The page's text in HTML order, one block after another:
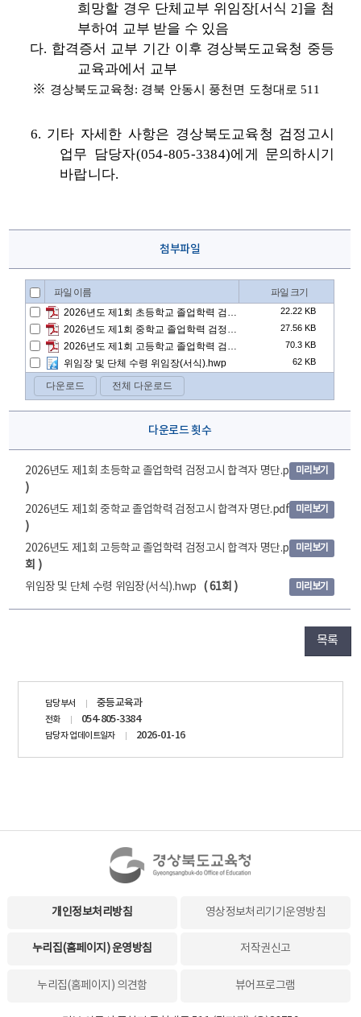
희망할 경우 단체교부 위임장[서식2]을 첨
부하여 교부 받을 수 있음
다. 합격증서 교부 기간 이후 경상북도교육청 중등
교육과에서 교부
※ 경상북도교육청: 경북 안동시 풍천면 도청대로511
6. 기 타 자세한 사항은 경상북도교육청 검정고시
업무 담당자(054-805-3384)에게 문의하시기
바랍니다.
첨부파일
다운로드 횟수
2026년도 제1회 초등학교 졸업학력 검정고시 합격자 명단.pdf ( 76회
)
미리보기
2026년도 제1회 중학교 졸업학력 검정고시 합격자 명단.pdf ( 110회
)
미리보기
2026년도 제1회 고등학교 졸업학력 검정고시 합격자 명단.pdf ( 352
회 )
미리보기
위임장 및 단체 수령 위임장(서식).hwp ( 61회 ) 미리보기
목록
담당부서 중등교육과
전화 054-805-3384
담당자 업데이트일자 2026-01-16
개인정보처리방침 영상정보처리기기운영방침
누리집(홈페이지) 운영방침 저작권신고
누리집(홈페이지) 의견함 뷰어프로그램